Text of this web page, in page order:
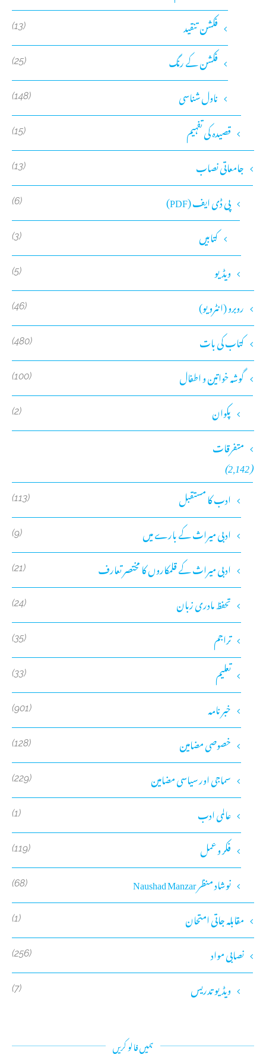
فکشن تنقید
(13)
فکشن کے رنگ (25)
ناول شناسی (148)
قصیدہ کی تفہیم (15)
جامعاتی نصاب (13)
پی ڈی ایف (PDF) (6)
کتابیں (3)
ویڈیو (5)
روبرو (انٹرویو) (46)
کتاب کی بات (480)
گوشہ خواتین و اطفال (100)
پکوان (2)
متفرقات
(2,142)
ادب کا مستقبل
(113)
ادبی میراث کے بارے میں (9)
ادبی میراث کے قلمکاروں کا مختصر تعارف (21)
تحفظ مادری زبان (24)
تراجم (35)
تعلیم (33)
خبر نامہ (901)
خصوصی مضامین (128)
سماجی اور سیاسی مضامین (229)
عالمی ادب (1)
فکر و عمل (119)
نوشاد منظر Naushad Manzar (68)
مقابلہ جاتی امتحان (1)
نصابی مواد (256)
ویڈیو تدریس (7)
ہمیں فالو کریں